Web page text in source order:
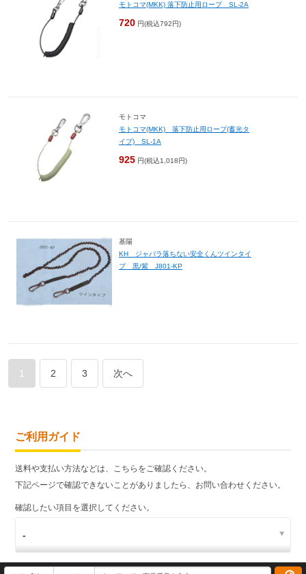
モトコマ(MKK) 落下防止用ロープ SL-2A
720 円(税込792円)
モトコマ
モトコマ(MKK) 落下防止用ロープ(蓄光タ
イプ) SL-1A
925 円(税込1,018円)
基陽
KH ジャバラ落ちない安全くんツインタイ
プ 黒/紫 J801-KP
1 2 3 次へ
ご利用ガイド
送料や支払い方法などは、こちらをご確認ください。
下記ページで確認できないことがありましたら、お問い合わせください。
確認したい項目を選択してください。